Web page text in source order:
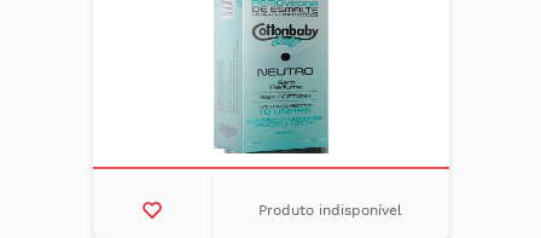
Produto indisponível